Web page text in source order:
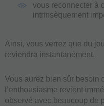
vous reconnecter à
intrinsèquement
Ainsi, vous verrez que du
reviendra instantanément.
Vous aurez bien sûr besoin
l’enthousiasme revient
observé avec beaucoup de